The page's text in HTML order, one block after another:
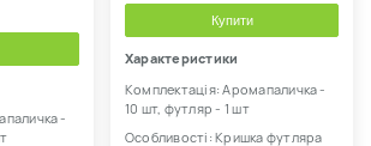
-
Купити
Характеристики
Комплектація: Аромапаличка -
10 шт, футляр - 1 шт
Особливості: Кришка футляра